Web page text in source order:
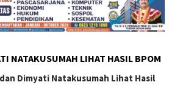
NATAKUSUMAH LIHAT HASIL BPOM
dan Dimyati Natakusumah Lihat Hasil